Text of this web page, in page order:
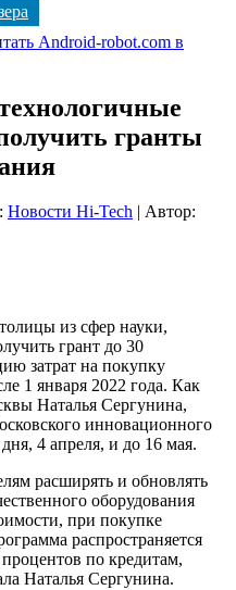
Android-robot.com в
гранты
Новости Hi-Tech | Автор:
из сфер науки,
грант до 30
затрат на покупку
1 января 2022 года. Как
Наталья Сергунина,
инновационного
4 апреля, и до 16 мая.
расширять и обновлять
оборудования
при покупке
распространяется
по кредитам,
Наталья Сергунина.